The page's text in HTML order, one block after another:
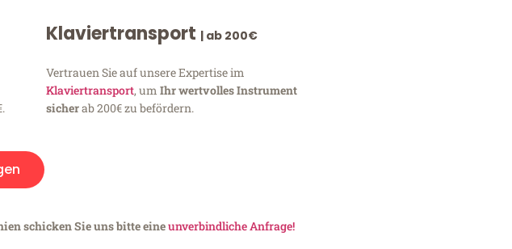
Klaviertransport | ab 200€
Vertrauen Sie auf unsere Expertise im
Klaviertransport, um Ihr wertvolles Instrument
sicherab 200€ zu befördern.
schicken Sie uns bitte eineunverbindliche Anfrage!